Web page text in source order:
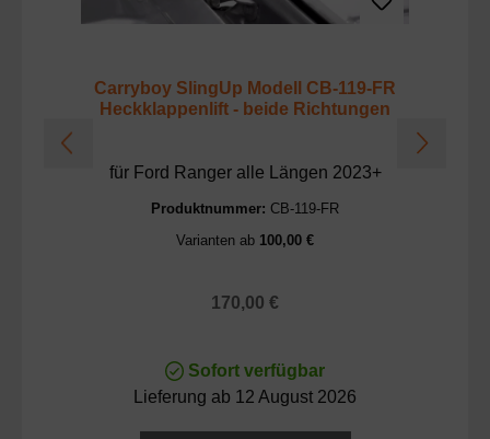
Carryboy SlingUp Modell CB-119-FR
Heckklappenlift - beide Richtungen
für Ford Ranger alle Längen 2023+
Produktnummer: CB-119-FR
Varianten ab 100,00 €
Regulärer Preis:
170,00 €
Sofort verfügbar
Lieferung ab 12 August 2026